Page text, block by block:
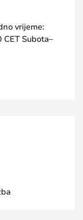
vrijeme:
Subota–